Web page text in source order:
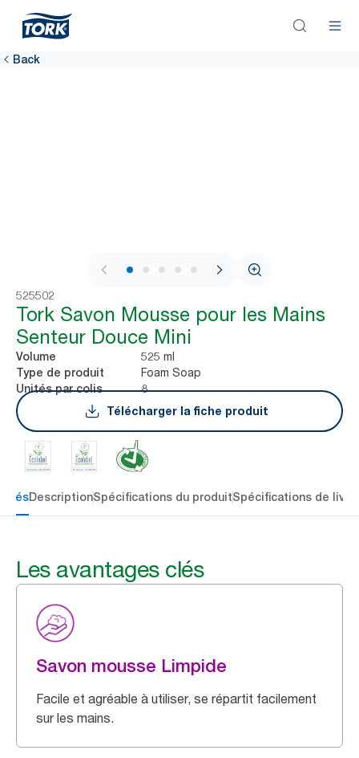
Back
1 / 6
525502
Tork Savon Mousse pour les Mains
Senteur Douce Mini
Volume 525 ml
Type de produit Foam Soap
Unités par colis
8
Télécharger la fiche produit
clésDescriptionSpécifications du produitSpécifications de
Les avantages clés
Savon mousse Limpide
Facile et agréable à utiliser, se répartit facilement
sur les mains.